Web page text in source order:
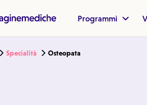
Programmi
Specialità Osteopata